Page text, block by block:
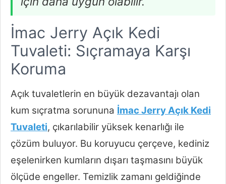
İmac Jerry Açık Kedi
Tuvaleti: Sıçramaya Karşı
Koruma
Açık tuvaletlerin en büyük dezavantajı olan
kum sıçratma sorununa İmac Jerry Açık Kedi
Tuvaleti, çıkarılabilir yüksek kenarlığı ile
çözüm buluyor. Bu koruyucu çerçeve, kediniz
eşelenirken kumların dışarı taşmasını büyük
ölçüde engeller. Temizlik zamanı geldiğinde